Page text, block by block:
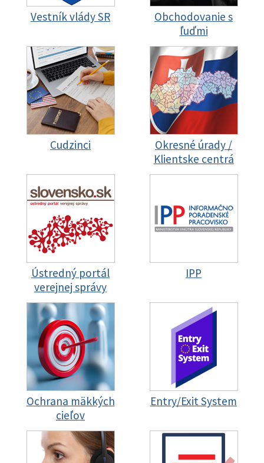
Vestník vlády SR
Obchodovanie s
ľuďmi
Cudzinci
Okresné úrady /
Klientske centrá
Ústredný portál
verejnej správy
IPP
Ochrana mäkkých
cieľov
Entry/Exit System